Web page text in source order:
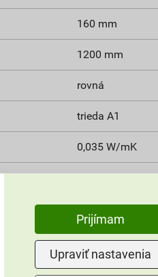
160 mm
1200 mm
rovná
trieda A1
0,035 W/mK
Isover
1
nie
áno
Prijímam
Upraviť nastavenia